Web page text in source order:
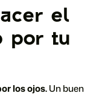
el
por tu
los ojos.Un buen